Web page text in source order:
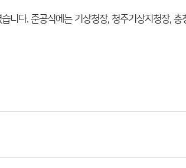
니다. 준공식에는 기상청장, 청주기상지청장, 충